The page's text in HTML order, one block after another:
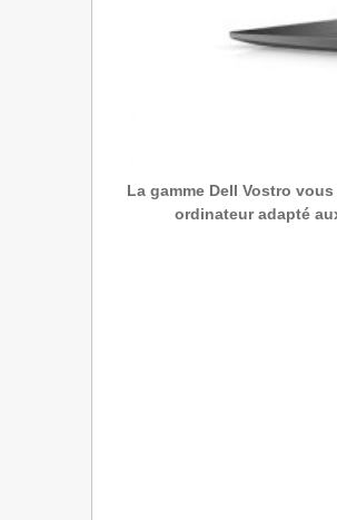
La gamme Dell Vostro
ordinateur adapté